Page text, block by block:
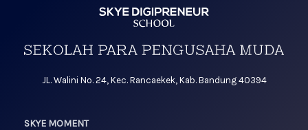
JL. Walini No. 24, Kec. Rancaekek, Kab. Bandung 40394
SKYE MOMENT